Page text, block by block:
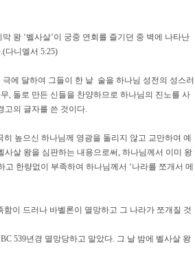
왕 ‘벨사살’이 궁중 연회를 즐기던 중 벽에 나타난
다니엘서 5:25)
에 달하여 그들이 한 낱 술을 하나님 성전의 성스러
, 돌로 만든 신들을 찬양하므로 하나님의 진노를 사
고의 글자를 쓴 것이다.
높으신 하나님께 영광을 돌리지 않고 교만하여 예
살 왕을 심판하는 내용으로써, 하나님께서 이미 왕
고 한량없이 부족하여 하나님께서 ‘나라를 쪼개서 메
이 드러나 바벨론이 멸망하고 그 나라가 쪼개질 것
539년경 멸망당하고 말았다. 그 날 밤에 벨사살 왕